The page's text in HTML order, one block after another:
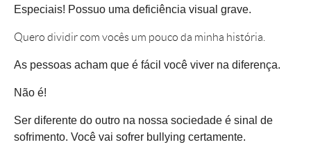
Especiais! Possuo uma deficiência visual grave.
Quero dividir com vocês um pouco da minha história.
As pessoas acham que é fácil você viver na diferença.
Não é!
Ser diferente do outro na nossa sociedade é sinal de
sofrimento. Você vai sofrer bullying certamente.